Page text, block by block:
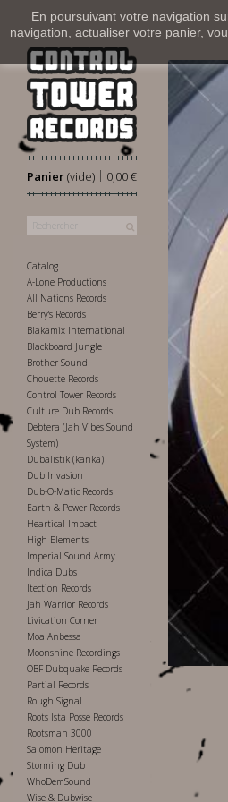
En poursuivant votre navigation
navigation, actualiser votre panier,
Panier 0,00 €
|
(vide)
Catalog
A-Lone Productions
All Nations Records
Berry's Records
Blakamix International
Blackboard Jungle
Brother Sound
Chouette Records
Control Tower Records
Culture Dub Records
Debtera (Jah Vibes Sound
System)
Dubalistik (kanka)
Dub Invasion
Dub-O-Matic Records
Earth & Power Records
Heartical Impact
High Elements
Imperial Sound Army
Indica Dubs
Itection Records
Jah Warrior Records
Livication Corner
Moa Anbessa
Moonshine Recordings
OBF Dubquake Records
Partial Records
Rough Signal
Roots Ista Posse Records
Rootsman 3000
Salomon Heritage
Storming Dub
WhoDemSound
Wise & Dubwise